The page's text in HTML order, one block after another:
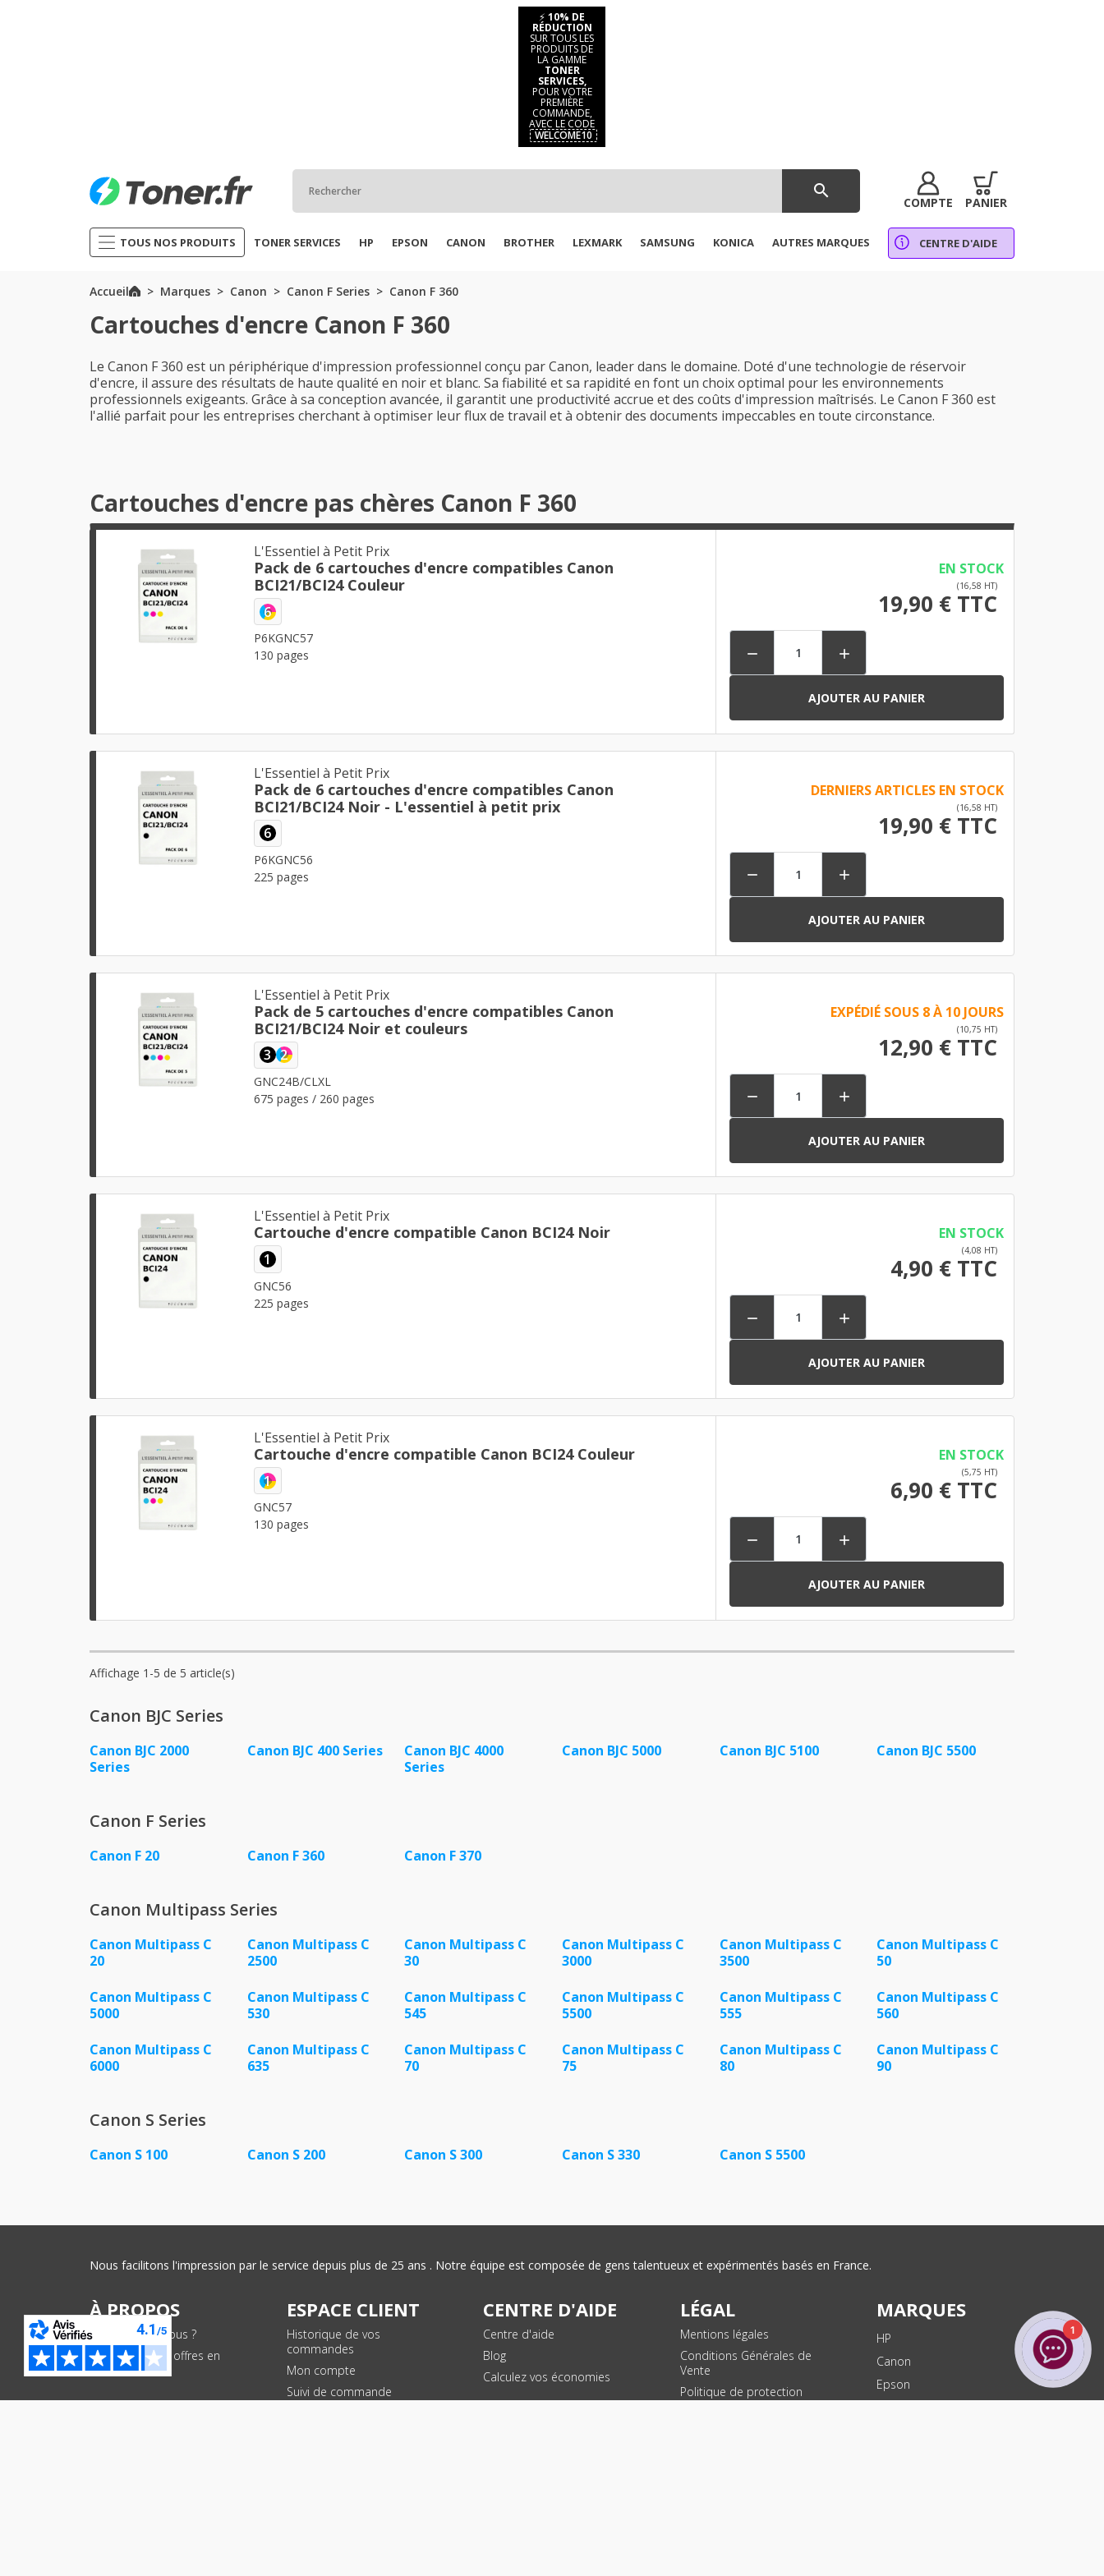
⚡ 10% DE
RÉDUCTION
SUR TOUS LES
PRODUITS DE
LA GAMME
TONER
SERVICES,
POUR VOTRE
PREMIÈRE
COMMANDE,
AVEC LE CODE
WELCOME10
search
COMPTE PANIER
TOUS NOS PRODUITS TONER SERVICES HP EPSON CANON BROTHER LEXMARK SAMSUNG KONICA AUTRES MARQUES CENTRE D'AIDE
Accueil Marques Canon Canon F Series Canon F 360
Cartouches d'encre Canon F 360
Le Canon F 360 est un périphérique d'impression professionnel conçu par Canon, leader dans le domaine. Doté d'une technologie de réservoir
d'encre, il assure des résultats de haute qualité en noir et blanc. Sa fiabilité et sa rapidité en font un choix optimal pour les environnements
professionnels exigeants. Grâce à sa conception avancée, il garantit une productivité accrue et des coûts d'impression maîtrisés. Le Canon F 360 est
l'allié parfait pour les entreprises cherchant à optimiser leur flux de travail et à obtenir des documents impeccables en toute circonstance.
Cartouches d'encre pas chères Canon F 360
L'Essentiel à Petit Prix
Pack de 6 cartouches d'encre compatibles Canon
BCI21/BCI24 Couleur
6
P6KGNC57
130 pages
EN STOCK
(16,58 HT)
19,90 € TTC
 
AJOUTER AU PANIER
L'Essentiel à Petit Prix
Pack de 6 cartouches d'encre compatibles Canon
BCI21/BCI24 Noir - L'essentiel à petit prix
6
P6KGNC56
225 pages
DERNIERS ARTICLES EN STOCK
(16,58 HT)
19,90 € TTC
 
AJOUTER AU PANIER
L'Essentiel à Petit Prix
Pack de 5 cartouches d'encre compatibles Canon
BCI21/BCI24 Noir et couleurs
3 2
GNC24B/CLXL
675 pages / 260 pages
EXPÉDIÉ SOUS 8 À 10 JOURS
(10,75 HT)
12,90 € TTC
 
AJOUTER AU PANIER
L'Essentiel à Petit Prix
Cartouche d'encre compatible Canon BCI24 Noir
1
GNC56
225 pages
EN STOCK
(4,08 HT)
4,90 € TTC
 
AJOUTER AU PANIER
L'Essentiel à Petit Prix
Cartouche d'encre compatible Canon BCI24 Couleur
1
GNC57
130 pages
EN STOCK
(5,75 HT)
6,90 € TTC
 
AJOUTER AU PANIER
Affichage 1-5 de 5 article(s)
Canon BJC Series
Canon BJC 2000
Series
Canon BJC 400 Series
Canon BJC 4000
Series
Canon BJC 5000 Canon BJC 5100 Canon BJC 5500
Canon F Series
Canon F 20 Canon F 360 Canon F 370
Canon Multipass Series
Canon Multipass C
20
Canon Multipass C
2500
Canon Multipass C
30
Canon Multipass C
3000
Canon Multipass C
3500
Canon Multipass C
50
Canon Multipass C
5000
Canon Multipass C
530
Canon Multipass C
545
Canon Multipass C
5500
Canon Multipass C
555
Canon Multipass C
560
Canon Multipass C
6000
Canon Multipass C
635
Canon Multipass C
70
Canon Multipass C
75
Canon Multipass C
80
Canon Multipass C
90
Canon S Series
Canon S 100 Canon S 200 Canon S 300 Canon S 330 Canon S 5500
Nous facilitons l'impression par le service depuis plus de 25 ans . Notre équipe est composée de gens talentueux et expérimentés basés en France.
À PROPOS
Qui sommes-nous ?
Conditions des offres en
cours
ESPACE CLIENT
Historique de vos
commandes
Mon compte
Suivi de commande
CENTRE D'AIDE
Centre d'aide
Blog
Calculez vos économies
LÉGAL
Mentions légales
Conditions Générales de
Vente
Politique de protection
MARQUES
HP
Canon
Epson
1